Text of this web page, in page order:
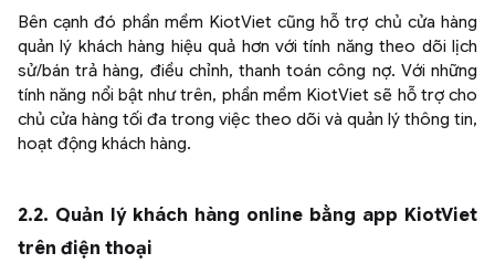
Bên cạnh đó phần mềm KiotViet cũng hỗ trợ chủ cửa hàng
quản lý khách hàng hiệu quả hơn với tính năng theo dõi lịch
sử/bán trả hàng, điều chỉnh, thanh toán công nợ. Với những
tính năng nổi bật như trên, phần mềm KiotViet sẽ hỗ trợ cho
chủ cửa hàng tối đa trong việc theo dõi và quản lý thông tin,
hoạt động khách hàng.
2.2. Quản lý khách hàng online bằng app KiotViet
trên điện thoại